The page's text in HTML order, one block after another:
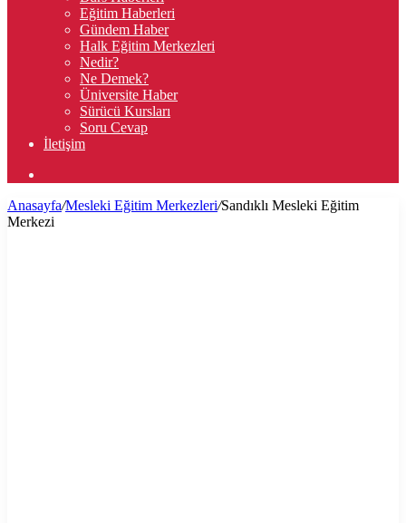
Eğitim Haberleri
Gündem Haber
Halk Eğitim Merkezleri
Nedir?
Ne Demek?
Üniversite Haber
Sürücü Kursları
Soru Cevap
İletişim
...
Anasayfa/Mesleki Eğitim Merkezleri/Sandıklı Mesleki Eğitim
Merkezi